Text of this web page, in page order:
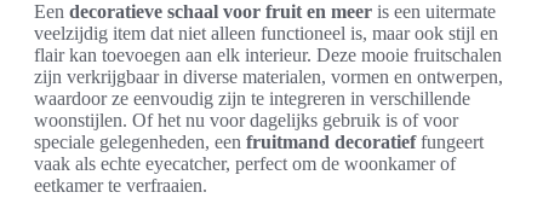
Een decoratieve schaal voor fruit en meer is een uitermate
veelzijdig item dat niet alleen functioneel is, maar ook stijl en
flair kan toevoegen aan elk interieur. Deze mooie fruitschalen
zijn verkrijgbaar in diverse materialen, vormen en ontwerpen,
waardoor ze eenvoudig zijn te integreren in verschillende
woonstijlen. Of het nu voor dagelijks gebruik is of voor
speciale gelegenheden, een fruitmand decoratieffungeert
vaak als echte eyecatcher, perfect om de woonkamer of
eetkamer te verfraaien.